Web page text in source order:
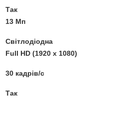
Так
13 Мп
Світлодіодна
Full HD (1920 x 1080)
30 кадрів/с
Так